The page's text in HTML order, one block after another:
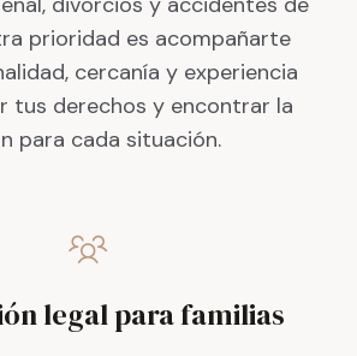
prioridad es acompañarte
cercanía y experiencia
tus derechos y encontrar la
para cada situación.
legal para familias